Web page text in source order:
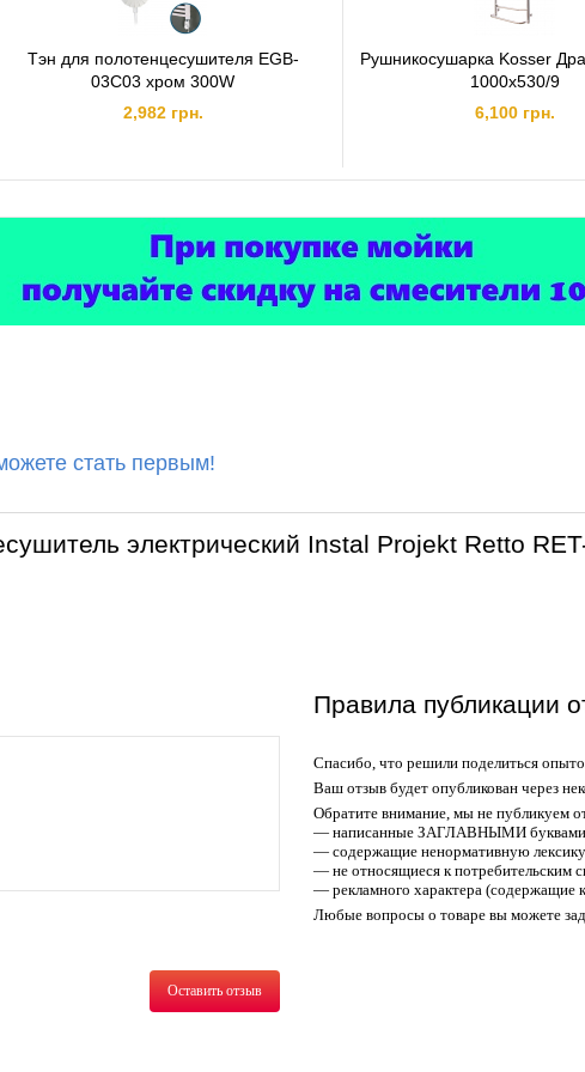
Тэн для полотенцесушителя EGB-
03C03 хром 300W
2,982 грн.
Рушникосушарка Kosser
1000х530/9
6,100 грн.
стать первым!
электрический Instal Projekt Retto
Оставить отзыв
Правила публикации
Спасибо, что решили поделиться
Ваш отзыв будет опубликован через
Обратите внимание, мы не публикуем
— написанные ЗАГЛАВНЫМИ
— содержащие ненормативную лексику
— не относящиеся к потребительским
— рекламного характера (содержащие
Любые вопросы о товаре вы можете